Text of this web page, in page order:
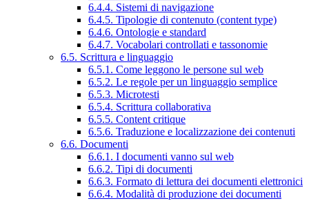
6.4.4. Sistemi di navigazione
6.4.5. Tipologie di contenuto (content type)
6.4.6. Ontologie e standard
6.4.7. Vocabolari controllati e tassonomie
6.5. Scrittura e linguaggio
6.5.1. Come leggono le persone sul web
6.5.2. Le regole per un linguaggio semplice
6.5.3. Microtesti
6.5.4. Scrittura collaborativa
6.5.5. Content critique
6.5.6. Traduzione e localizzazione dei contenuti
6.6. Documenti
6.6.1. I documenti vanno sul web
6.6.2. Tipi di documenti
6.6.3. Formato di lettura dei documenti elettronici
6.6.4. Modalità di produzione dei documenti